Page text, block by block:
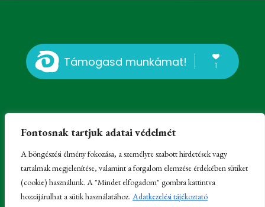
Fontosnak tartjuk adatai védelmét
A böngészési élmény fokozása, a személyre szabott hirdetések vagy
tartalmak megjelenítése, valamint a forgalom elemzése érdekében sütiket
(cookie) használunk. A "Mindet elfogadom" gombra kattintva
hozzájárulhat a sütik használatához. Adatkezelési tájékoztató
Támogasd munkámat! 1
© Erdélyi Károly, Kissomlyó, 2023-2025 -Impresszum-
Felhasználói regisztráció és hozzászólási lehetőség
Partnerek:
HonlapkészítésésMacskaFészek